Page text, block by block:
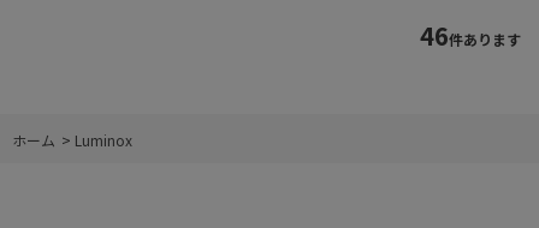
46件あります
ホーム > Luminox